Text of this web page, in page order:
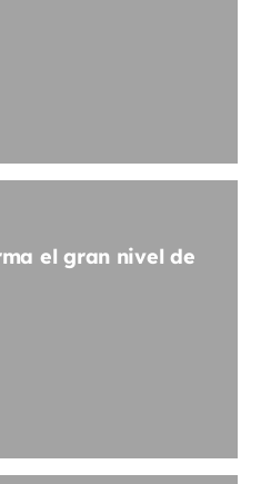
el gran nivel de